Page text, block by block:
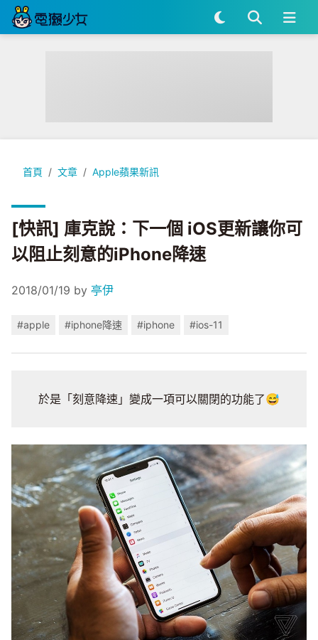
首頁 文章 Apple蘋果新訊
[快訊] 庫克說：下一個 iOS更新讓你可以阻止刻意的iPhone降
[快訊] 庫克說：下一個 iOS更新讓你可
以阻止刻意的iPhone降速
2018/01/19 by 亭伊
#apple #iphone降速 #iphone #ios-11
於是「刻意降速」變成一項可以關閉的功能了😅